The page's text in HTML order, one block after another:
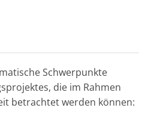
Schwerpunkte
die im Rahmen
betrachtet werden können: